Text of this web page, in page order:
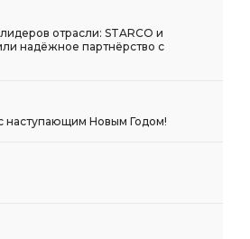
отрасли: STARCO и
надёжное партнёрство с
наступающим Новым Годом!